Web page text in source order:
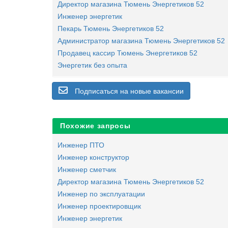
Директор магазина Тюмень Энергетиков 52
Инженер энергетик
Пекарь Тюмень Энергетиков 52
Администратор магазина Тюмень Энергетиков 52
Продавец кассир Тюмень Энергетиков 52
Энергетик без опыта
Подписаться на новые вакансии
Похожие запросы
Инженер ПТО
Инженер конструктор
Инженер сметчик
Директор магазина Тюмень Энергетиков 52
Инженер по эксплуатации
Инженер проектировщик
Инженер энергетик